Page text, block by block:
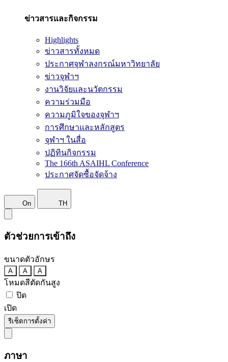
ข่าวสารและกิจกรรม
Highlights
ข่าวสารทั้งหมด
ประกาศจุฬาลงกรณ์มหาวิทยาลัย
ข่าวจุฬาฯ
งานวิจัยและนวัตกรรม
ความร่วมมือ
ความภูมิใจของจุฬาฯ
การศึกษาและหลักสูตร
จุฬาฯ ในสื่อ
ปฏิทินกิจกรรม
The 166th ASAIHL Conference
ประกาศจัดซื้อจัดจ้าง
On TH
ตัวช่วยการเข้าถึง
ขนาดตัวอักษร
A A A
โหมดสีตัดกันสูง
ปิด
เปิด
รีเซ็ตการตั้งค่า
ภาษา